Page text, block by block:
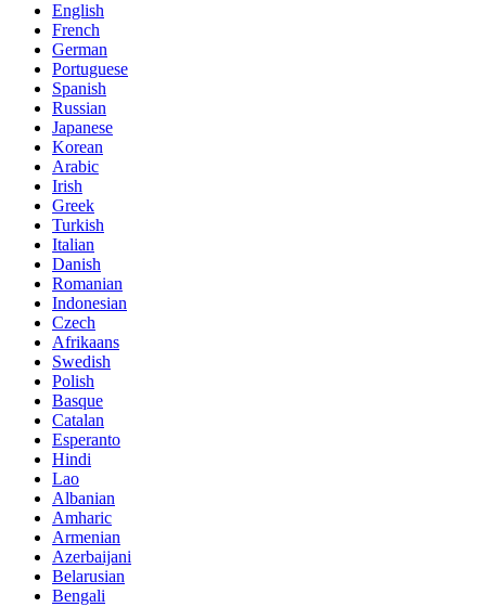
English
French
German
Portuguese
Spanish
Russian
Japanese
Korean
Arabic
Irish
Greek
Turkish
Italian
Danish
Romanian
Indonesian
Czech
Afrikaans
Swedish
Polish
Basque
Catalan
Esperanto
Hindi
Lao
Albanian
Amharic
Armenian
Azerbaijani
Belarusian
Bengali